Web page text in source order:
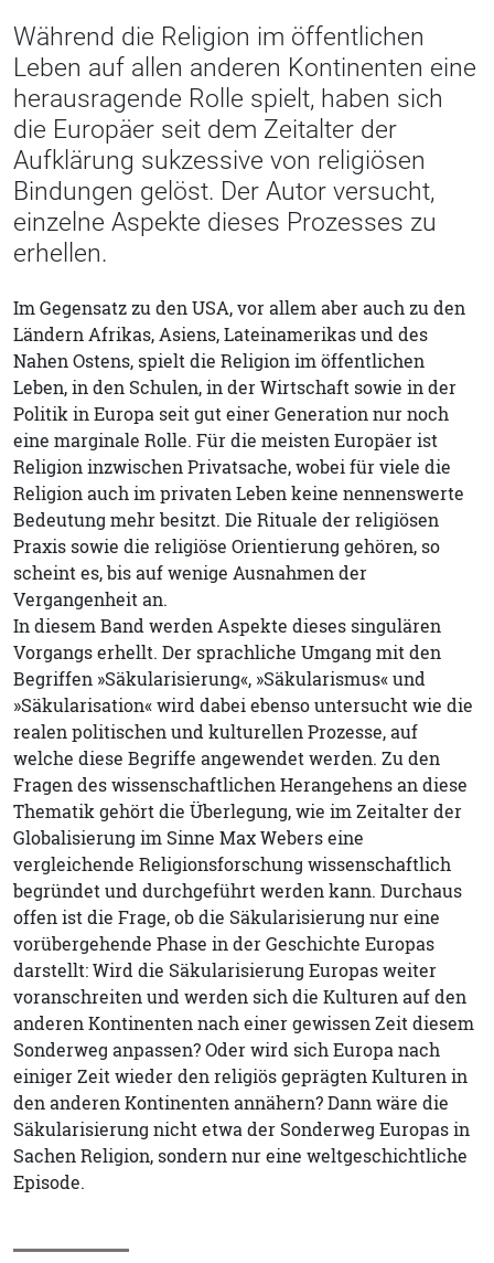
Während die Religion im öffentlichen
Leben auf allen anderen Kontinenten eine
herausragende Rolle spielt, haben sich
die Europäer seit dem Zeitalter der
Aufklärung sukzessive von religiösen
Bindungen gelöst. Der Autor versucht,
einzelne Aspekte dieses Prozesses zu
erhellen.
Im Gegensatz zu den USA, vor allem aber auch zu den
Ländern Afrikas, Asiens, Lateinamerikas und des
Nahen Ostens, spielt die Religion im öffentlichen
Leben, in den Schulen, in der Wirtschaft sowie in der
Politik in Europa seit gut einer Generation nur noch
eine marginale Rolle. Für die meisten Europäer ist
Religion inzwischen Privatsache, wobei für viele die
Religion auch im privaten Leben keine nennenswerte
Bedeutung mehr besitzt. Die Rituale der religiösen
Praxis sowie die religiöse Orientierung gehören, so
scheint es, bis auf wenige Ausnahmen der
Vergangenheit an.
In diesem Band werden Aspekte dieses singulären
Vorgangs erhellt. Der sprachliche Umgang mit den
Begriffen »Säkularisierung«, »Säkularismus« und
»Säkularisation« wird dabei ebenso untersucht wie die
realen politischen und kulturellen Prozesse, auf
welche diese Begriffe angewendet werden. Zu den
Fragen des wissenschaftlichen Herangehens an diese
Thematik gehört die Überlegung, wie im Zeitalter der
Globalisierung im Sinne Max Webers eine
vergleichende Religionsforschung wissenschaftlich
begründet und durchgeführt werden kann. Durchaus
offen ist die Frage, ob die Säkularisierung nur eine
vorübergehende Phase in der Geschichte Europas
darstellt: Wird die Säkularisierung Europas weiter
voranschreiten und werden sich die Kulturen auf den
anderen Kontinenten nach einer gewissen Zeit diesem
Sonderweg anpassen? Oder wird sich Europa nach
einiger Zeit wieder den religiös geprägten Kulturen in
den anderen Kontinenten annähern? Dann wäre die
Säkularisierung nicht etwa der Sonderweg Europas in
Sachen Religion, sondern nur eine weltgeschichtliche
Episode.